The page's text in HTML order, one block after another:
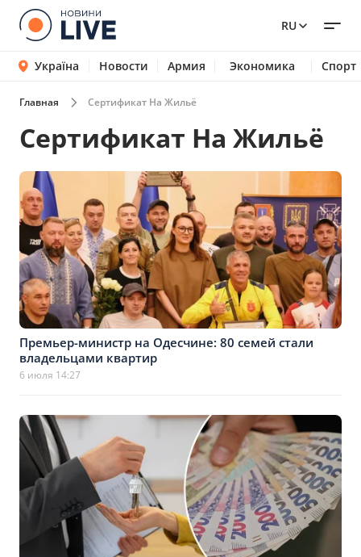
RU
Україна Новости Армия Экономика Спорт
Главная Сертификат На Жильё
Сертификат На Жильё
Премьер-министр на Одесчине: 80 семей стали
владельцами квартир
6 июля 14:27